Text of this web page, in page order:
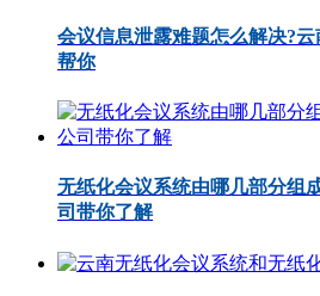
会议信息泄露难题怎么解决?
帮你
无纸化会议系统由哪几部分组
司带你了解